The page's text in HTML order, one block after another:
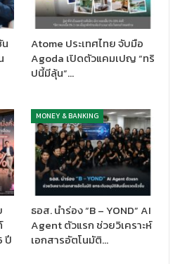
Atome ประเทศไทย จับมือ
Agoda เปิดตัวแคมเปญ “ทริ
ปนี้มีลุ้น”…
ปี
MONEY & BANKING
ธอส. นำร่อง “B – YOND” AI
Agent ตัวแรก ช่วยวิเคราะห์
เอกสารอัตโนมัติ…